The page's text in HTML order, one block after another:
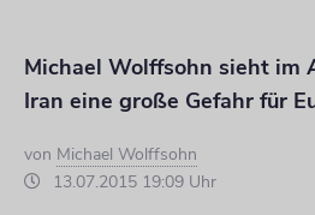
Michael Wolffsohn sieht im
Iran eine große Gefahr für
von Michael Wolffsohn
13.07.2015 19:09 Uhr